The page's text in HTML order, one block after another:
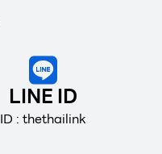
LINE ID
ID : thethailink